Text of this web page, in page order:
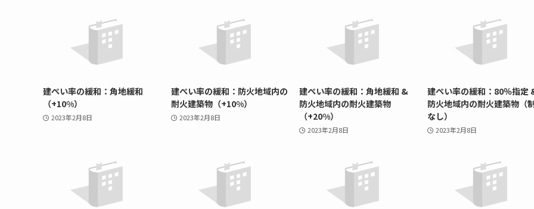
建ぺい率の緩和：角地緩和
（+10%）
2023年2月8日
建ぺい率の緩和：防火地域内の
耐火建築物（+10%）
2023年2月8日
建ぺい率の緩和：角地緩和 &
防火地域内の耐火建築物
（+20%）
2023年2月8日
建ぺい率の緩和：80％指定
防火地域内の耐火建築物（
なし）
2023年2月8日